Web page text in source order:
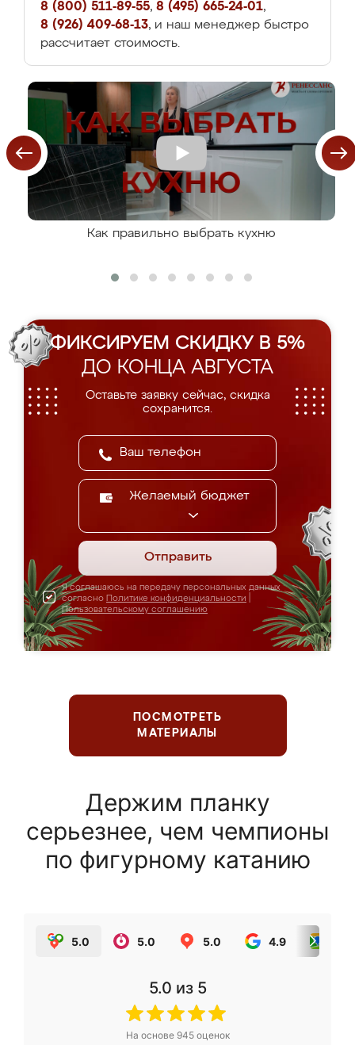
8 (800) 511-89-55, 8 (495) 665-24-01,
8 (926) 409-68-13, и наш менеджер быстро
рассчитает стоимость.
Как правильно выбрать кухню
ФИКСИРУЕМ СКИДКУ В 5%
ДО КОНЦА АВГУСТА
Оставьте заявку сейчас, скидка
сохранится.
Желаемый бюджет
Отправить
Я соглашаюсь на передачу персональных данных
согласно Политике конфиденциальности
Пользовательскому соглашению
ПОСМОТРЕТЬ
МАТЕРИАЛЫ
Держим планку
серьезнее, чем чемпионы
по фигурному катанию
5.0 5.0 5.0 4.9
5.0 из 5
На основе 945оценок